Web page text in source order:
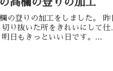
高欄の登りの加工
の登りの加工をしました。
切り抜いた所をきれいにして
明日もきっといい日です。...